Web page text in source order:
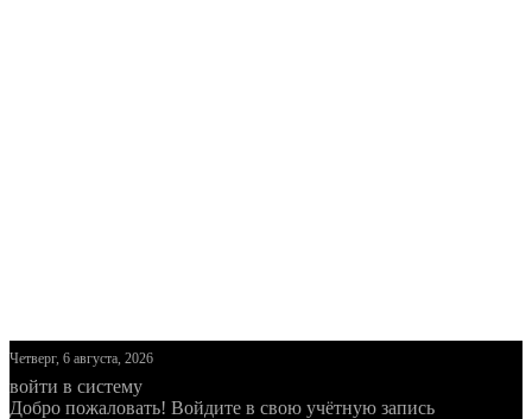
Четверг, 6 августа, 2026
войти в систему
Добро пожаловать! Войдите в свою учётную запись